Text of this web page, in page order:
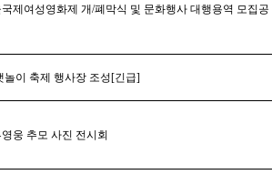
제여성영화제 개/폐막식 및 문화행사 대행용역 모집공
놀이 축제 행사장 조성[긴급]
웅 추모 사진 전시회